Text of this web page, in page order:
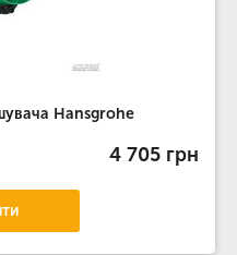
Hansgrohe
4 705 грн